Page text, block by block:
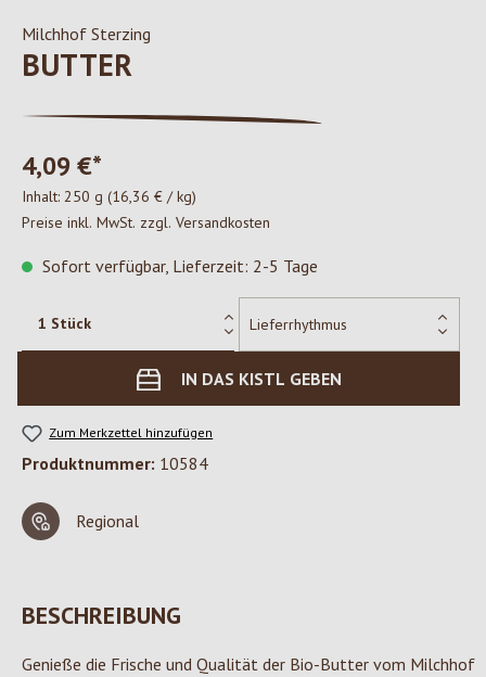
Milchhof Sterzing
BUTTER
4,09 €*
Inhalt: 250 g (16,36 € / kg)
Preise inkl. MwSt. zzgl. Versandkosten
Sofort verfügbar, Lieferzeit: 2-5 Tage
IN DAS KISTL GEBEN
Zum Merkzettel hinzufügen
Produktnummer: 10584
Regional
BESCHREIBUNG
Genieße die Frische und Qualität der Bio-Butter vom Milchhof